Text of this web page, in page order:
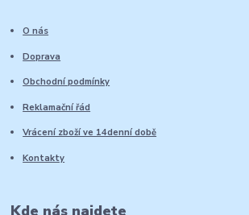
O nás
Doprava
Obchodní podmínky
Reklamační řád
Vrácení zboží ve 14denní době
Kontakty